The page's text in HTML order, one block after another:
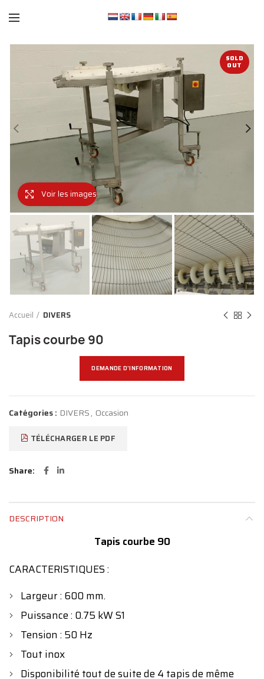
SOLD
OUT
Voir les images
Accueil DIVERS
Tapis courbe 90
DEMANDE D'INFORMATION
Catégories : DIVERS, Occasion
TÉLÉCHARGER LE PDF
Share
DESCRIPTION
Tapis courbe 90
CARACTERISTIQUES :
Largeur : 600 mm.
Puissance : 0.75 kW S1
Tension : 50 Hz
Tout inox
Disponibilité tout de suite de 4 tapis de même